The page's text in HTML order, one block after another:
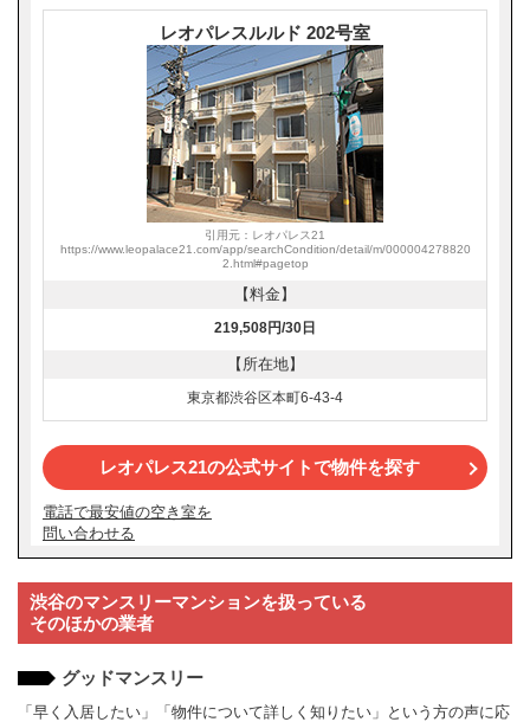
レオパレスルルド 202号室
引用元：レオパレス21
https://www.leopalace21.com/app/searchCondition/detail/m/000004278820
2.html#pagetop
【料金】
219,508円/30日
【所在地】
東京都渋谷区本町6-43-4
レオパレス21の公式サイトで物件を探す
電話で最安値の空き室を
問い合わせる
渋谷のマンスリーマンションを扱っている
そのほかの業者
グッドマンスリー
「早く入居したい」「物件について詳しく知りたい」という方の声に応